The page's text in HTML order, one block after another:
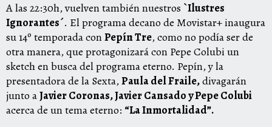
A las 22:30h, vuelven también nuestros `Ilustres
Ignorantes´. El programa decano de Movistar+ inaugura
su 14º temporada conPepín Tre, como no podía ser de
otra manera, que protagonizará con Pepe Colubi un
sketch en busca del programa eterno. Pepín, y la
presentadora de la Sexta,Paula del Fraile,divagarán
junto aJavier Coronas, Javier Cansado y Pepe Colubi
acerca de un tema eterno: “La Inmortalidad”.